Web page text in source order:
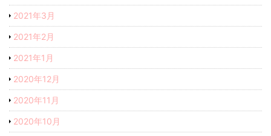
2021年3月
2021年2月
2021年1月
2020年12月
2020年11月
2020年10月